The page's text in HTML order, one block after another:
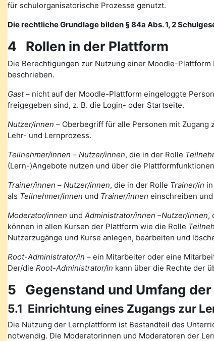
für schulorganisatorische Prozesse genutzt.
Die rechtliche Grundlage bilden § 84a Abs. 1, 2
4 Rollen in der Plattform
Die Berechtigungen zur Nutzung einer Moodle-
beschrieben.
Gast– nicht auf der Moodle-Plattform eingeloggte
freigegeben sind, z. B. die Login- oder Startseite.
Nutzer/innen – Oberbegriff für alle Personen mit Zugang
Lehr- und Lernprozess.
Teilnehmer/innen – Nutzer/innen, die in der Rolle
(Lern-)Angebote nutzen und über die
Trainer/innen – Nutzer/innen, die in der Rolle Trainer/in
als Teilnehmer/innen und Trainer/innen einschreiben
Moderator/innen und Administrator/innen –Nutzer/innen,
können in allen Kursen der Plattform wie die Rolle
Nutzerzugänge und Kurse anlegen, bearbeiten und
Root-Administrator/in – ein Mitarbeiter oder eine
Der/die Root-Administrator/in kann über die Rechte der
5 Gegenstand und Umfang
5.1 Einrichtung eines Zugangs zur
Die Nutzung der Lernplattform ist Bestandteil des
notwendig. Die Moderatorinnen und Moderatoren der